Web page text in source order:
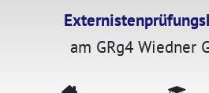
am GRg4 Wiedner